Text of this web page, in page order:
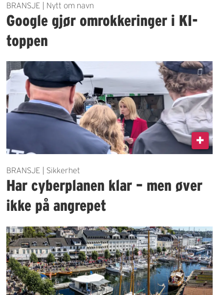
BRANSJE | Nytt om navn
Google gjør omrokkeringer i KI-
toppen
BRANSJE | Sikkerhet
Har cyberplanen klar – men øver
ikke på angrepet